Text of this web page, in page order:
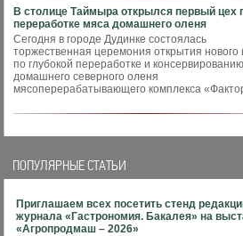
В столице Таймыра открылся первый цех
переработке мяса домашнего оленя
Сегодня в городе Дудинке состоялась
торжественная церемония открытия нового
по глубокой переработке и
домашнего северного оленя
мясоперерабатывающего комплекса
ПОПУЛЯРНЫЕ СТАТЬИ
Приглашаем всех посетить стенд
журнала «Гастрономия. Бакалея» на
«Агропродмаш – 2026»